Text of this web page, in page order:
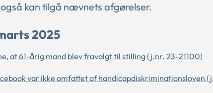
kan tilgå nævnets afgørelser.
2025
at 61-årig mand blev fravalgt til stilling (j.nr. 23-21100)
var ikke omfattet af handicapdiskriminationsloven